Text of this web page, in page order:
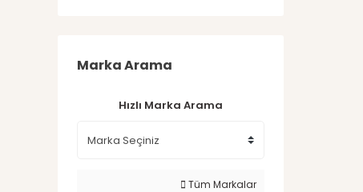
Marka Arama
Hızlı Marka Arama
Tüm Markalar